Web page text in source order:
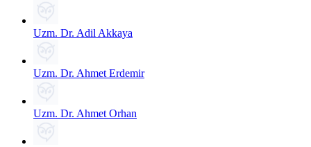
Uzm. Dr. Adil Akkaya
Uzm. Dr. Ahmet Erdemir
Uzm. Dr. Ahmet Orhan